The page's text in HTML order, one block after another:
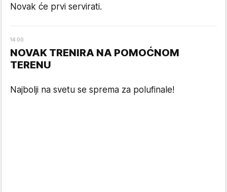
Novak će prvi servirati.
14:00
NOVAK TRENIRA NA POMOĆNOM
TERENU
Najbolji na svetu se sprema za polufinale!